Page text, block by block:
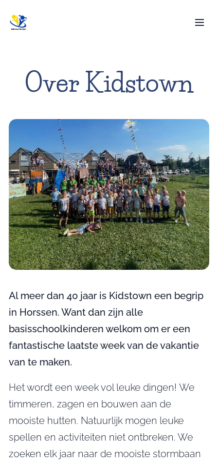
Over Kidstown
Al meer dan 40 jaar is Kidstown een begrip
in Horssen. Want dan zijn alle
basisschoolkinderen welkom om er een
fantastische laatste week van de vakantie
van te maken.
Het wordt een week vol leuke dingen! We
timmeren, zagen en bouwen aan de
mooiste hutten. Natuurlijk mogen leuke
spellen en activiteiten niet ontbreken. We
zoeken elk jaar naar de mooiste stormbaan